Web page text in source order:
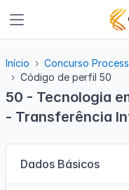
Início
Concurso
Código de perfil 50
50 - Tecnologia
- Transferência
Dados Básicos